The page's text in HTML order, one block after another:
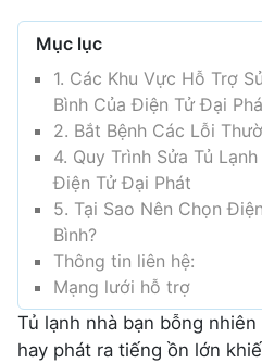
Mục lục
1. Các Khu Vực Hỗ Trợ
Bình Của Điện Tử Đại
2. Bắt Bệnh Các Lỗi
4. Quy Trình Sửa Tủ
Điện Tử Đại Phát
5. Tại Sao Nên Chọn
Bình?
Thông tin liên hệ:
Mạng lưới hỗ trợ
Tủ lạnh nhà bạn bỗng
hay phát ra tiếng ồn lớn